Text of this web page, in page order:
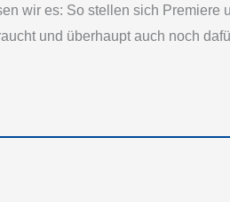
wir es: So stellen sich Premiere
und überhaupt auch noch